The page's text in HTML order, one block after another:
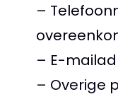
–
– E-
– Overige